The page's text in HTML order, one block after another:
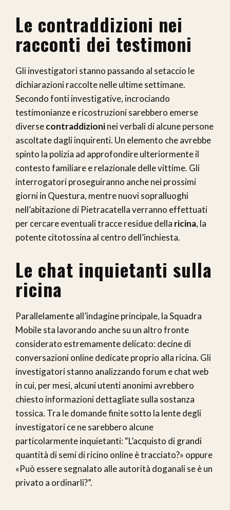
Le contraddizioni nei
racconti dei testimoni
Gli investigatori stanno passando al setaccio le
dichiarazioni raccolte nelle ultime settimane.
Secondo fonti investigative, incrociando
testimonianze e ricostruzioni sarebbero emerse
diversecontraddizioninei verbali di alcune persone
ascoltate dagli inquirenti. Un elemento che avrebbe
spinto la polizia ad approfondire ulteriormente il
contesto familiare e relazionale delle vittime. Gli
interrogatori proseguiranno anche nei prossimi
giorni in Questura, mentre nuovi sopralluoghi
nell’abitazione di Pietracatella verranno effettuati
per cercare eventuali tracce residue della ricina, la
potente citotossina al centro dell’inchiesta.
Le chat inquietanti sulla
ricina
Parallelamente all’indagine principale, la Squadra
Mobile sta lavorando anche su un altro fronte
considerato estremamente delicato: decine di
conversazioni online dedicate proprio alla ricina. Gli
investigatori stanno analizzando forum e chat web
in cui, per mesi, alcuni utenti anonimi avrebbero
chiesto informazioni dettagliate sulla sostanza
tossica. Tra le domande finite sotto la lente degli
investigatori ce ne sarebbero alcune
particolarmente inquietanti: “L’acquisto di grandi
quantità di semi di ricino online è tracciato?» oppure
«Può essere segnalato alle autorità doganali se è un
privato a ordinarli?”.